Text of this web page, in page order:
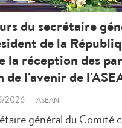
du secrétaire
de la
la réception des
de l'avenir de
2026 ASEAN
général du Comité